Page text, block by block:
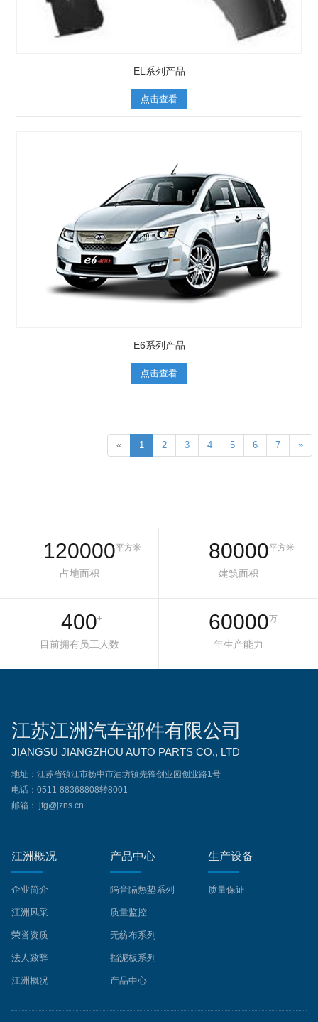
EL系列产品
点击查看
E6系列产品
点击查看
« 1 2 3 4 5 6 7 »
120000平方米
占地面积
80000平方米
建筑面积
400+
目前拥有员工人数
60000万
年生产能力
江苏江洲汽车部件有限公司
JIANGSU JIANGZHOU AUTO PARTS CO., LTD
地址：江苏省镇江市扬中市油坊镇先锋创业园创业路1号
电话：0511-88368808转8001
邮箱： jfg@jzns.cn
江洲概况
企业简介
江洲风采
荣誉资质
法人致辞
江洲概况
产品中心
隔音隔热垫系列
质量监控
无纺布系列
挡泥板系列
产品中心
生产设备
质量保证